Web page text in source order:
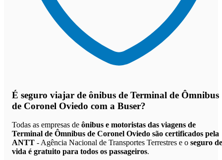
É seguro viajar de ônibus de Terminal de Ômnibus
de Coronel Oviedo com a Buser?
Todas as empresas de ônibus e motoristas das viagens de
Terminal de Ômnibus de Coronel Oviedo são certificados pela
ANTT - Agência Nacional de Transportes Terrestres e o seguro de
vida é gratuito para todos os passageiros.